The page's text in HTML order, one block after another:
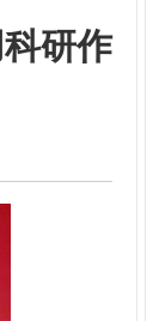
研作